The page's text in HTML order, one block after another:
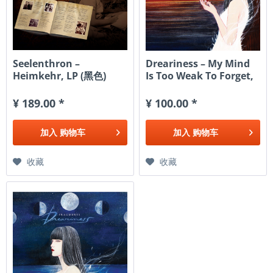
Seelenthron ‎–
Heimkehr, LP (黑色)
¥ 189.00 *
加入 购物车
收藏
Dreariness – My Mind
Is Too Weak To Forget,
¥ 100.00 *
加入 购物车
收藏